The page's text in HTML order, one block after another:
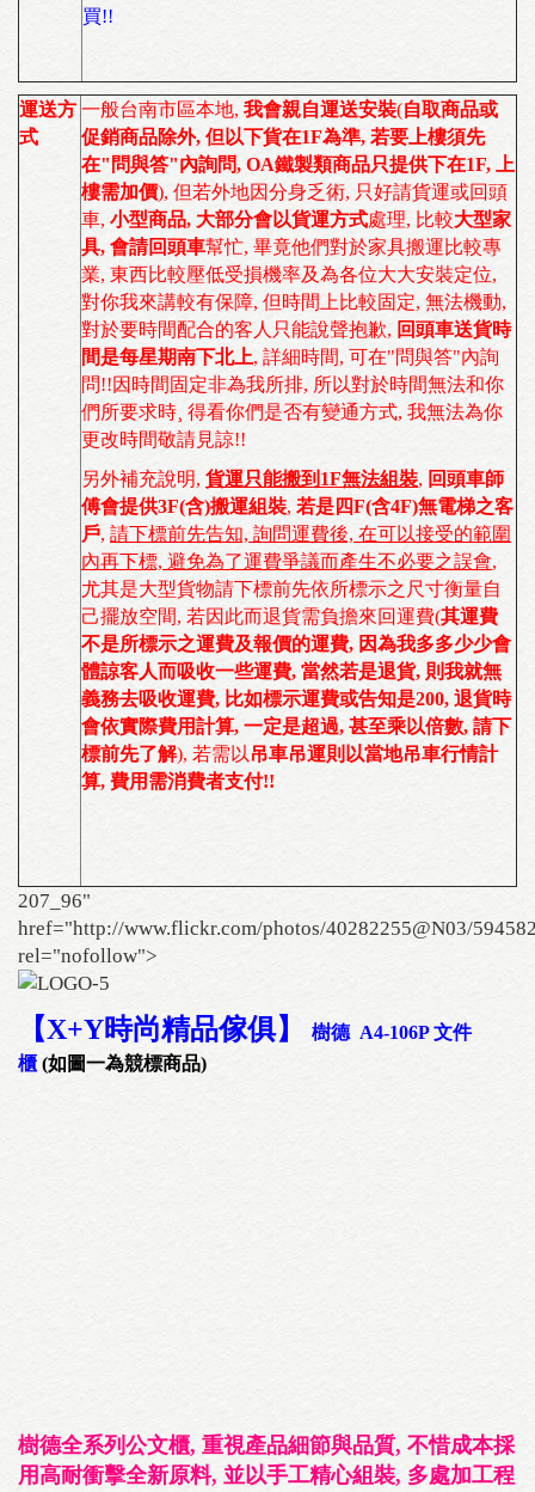
買!!
運送方
式
一般台南市區本地, 我會親自運送安裝(自取商品或
促銷商品除外, 但以下貨在1F為準, 若要上樓須先
在"問與答"內詢問, OA鐵製類商品只提供下在1F, 上
樓需加價), 但若外地因分身乏術, 只好請貨運或回頭
車, 小型商品, 大部分會以貨運方式處理, 比較大型家
具, 會請回頭車幫忙, 畢竟他們對於家具搬運比較專
業, 東西比較壓低受損機率及為各位大大安裝定位,
對你我來講較有保障, 但時間上比較固定, 無法機動,
對於要時間配合的客人只能說聲抱歉, 回頭車送貨時
間是每星期南下北上, 詳細時間, 可在"問與答"內詢
問!!因時間固定非為我所排, 所以對於時間無法和你
們所要求時¸ 得看你們是否有變通方式, 我無法為你
更改時間敬請見諒!!
另外補充說明, 貨運只能搬到1F無法組裝, 回頭車師
傅會提供3F(含)搬運組裝, 若是四F(含4F)無電梯之客
戶, 請下標前先告知, 詢問運費後, 在可以接受的範圍
內再下標, 避免為了運費爭議而產生不必要之誤會,
尤其是大型貨物請下標前先依所標示之尺寸衡量自
己擺放空間, 若因此而退貨需負擔來回運費(其運費
不是所標示之運費及報價的運費, 因為我多多少少會
體諒客人而吸收一些運費, 當然若是退貨, 則我就無
義務去吸收運費, 比如標示運費或告知是200, 退貨時
會依實際費用計算, 一定是超過, 甚至乘以倍數, 請下
標前先了解), 若需以 吊車吊運則以當地吊車行情計
算, 費用需消費者支付!!
207_96"
href="http://www.flickr.com/photos/40282255@N03/
rel="nofollow">
【X+Y時尚精品傢俱】
樹德 A4-106P 文件
櫃 (如圖一為競標商品)
樹德全系列公文櫃, 重視產品細節與品質, 不惜成本採
用高耐衝擊全新原料, 並以手工精心組裝, 多處加工程